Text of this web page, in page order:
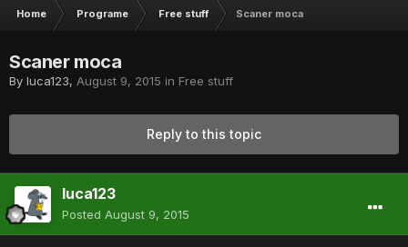
Home Programe Free stuff Scaner moca
Scaner moca
By luca123, August 9, 2015 in Free stuff
Reply to this topic
luca123
Posted August 9, 2015